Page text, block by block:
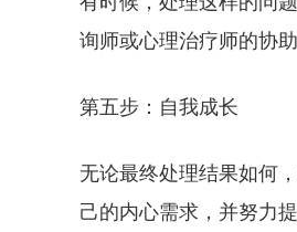
询师或心理治疗师的协
第五步：自我成长
无论最终处理结果如何
己的内心需求，并努力